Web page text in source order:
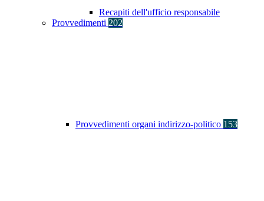
Recapiti dell'ufficio responsabile
Provvedimenti 202
Provvedimenti organi indirizzo-politico 153